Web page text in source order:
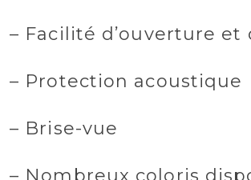
– Facilité d’ouverture
– Protection acoustique
– Brise-vue
– Nombreux coloris